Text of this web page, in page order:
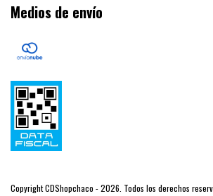
Medios de envío
Copyright CDShopchaco - 2026. Todos los derechos